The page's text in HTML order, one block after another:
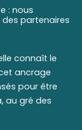
: nous
partenaires
connaît le
ancrage
pour être
au gré des